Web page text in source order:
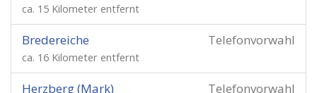
ca. 15 Kilometer entfernt
Telefonvorwahl
Bredereiche
ca. 16 Kilometer entfernt
Telefonvorwahl
Herzberg (Mark)